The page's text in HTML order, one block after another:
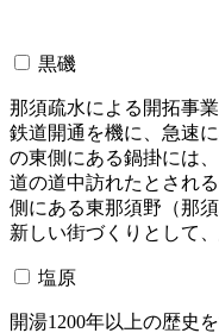
黒磯
那須疏水による開拓事
鉄道開通を機に、急速
の東側にある鍋掛には
道の道中訪れたとされ
側にある東那須野（那
新しい街づくりとして
塩原
開湯1200年以上の歴史